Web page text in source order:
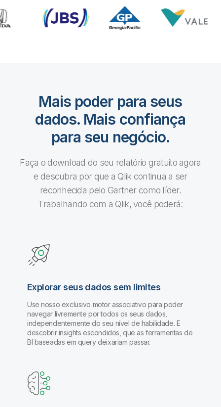
Mais poder para seus
dados. Mais confiança
para seu negócio.
Faça o download do seu relatório gratuito agora
e descubra por que a Qlik continua a ser
reconhecida pelo Gartner como líder.
Trabalhando com a Qlik, você poderá:
Explorar seus dados sem limites
Use nosso exclusivo motor associativo para poder
navegar livremente por todos os seus dados,
independentemente do seu nível de habilidade. E
descobrir insights escondidos, que as ferramentas de
BI baseadas em query deixariam passar.